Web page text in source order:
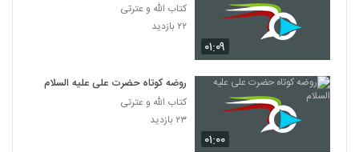
۰۱:۰۹
کتاب الله و عترتی
۲۲ بازدید
۰۱:۰۰
روضه کوتاه حضرت علی علیه السلام
کتاب الله و عترتی
۲۳ بازدید